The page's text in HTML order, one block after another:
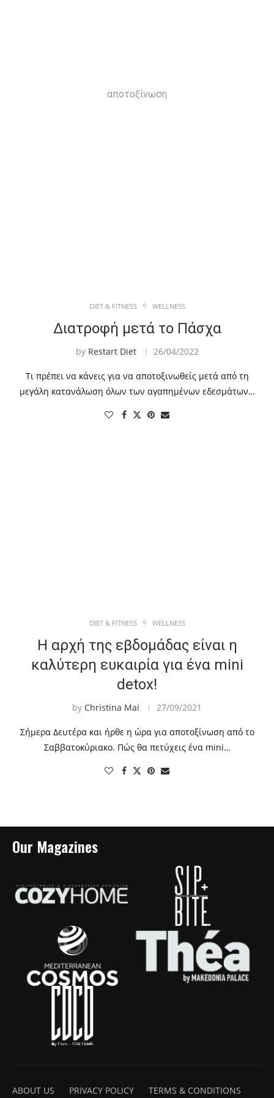
αποτοξίνωση
DIET & FITNESS WELLNESS
Διατροφή μετά το Πάσχα
by Restart Diet 26/04/2022
Τι πρέπει να κάνεις για να αποτοξινωθείς μετά από τη
μεγάλη κατανάλωση όλων των αγαπημένων εδεσμάτων…
DIET & FITNESS WELLNESS
Η αρχή της εβδομάδας είναι η
καλύτερη ευκαιρία για ένα mini
detox!
by Christina Mai 27/09/2021
Σήμερα Δευτέρα και ήρθε η ώρα για αποτοξίνωση από το
Σαββατοκύριακο. Πώς θα πετύχεις ένα mini…
Our Magazines
ABOUT US PRIVACY POLICY
TERMS & CONDITIONS